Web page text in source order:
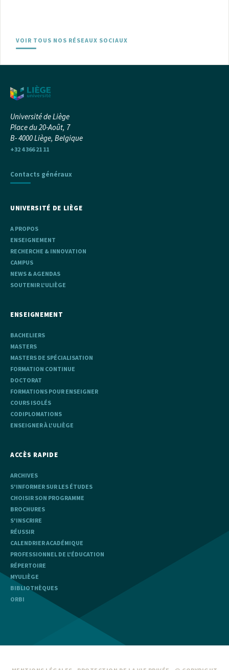
VOIR TOUS NOS RÉSEAUX SOCIAUX
Université de Liège
Place du 20-Août, 7
B- 4000 Liège, Belgique
+32 4 366 21 11
Contacts généraux
UNIVERSITÉ DE LIÈGE
A PROPOS
ENSEIGNEMENT
RECHERCHE & INNOVATION
CAMPUS
NEWS & AGENDAS
SOUTENIR L'ULIÈGE
ENSEIGNEMENT
BACHELIERS
MASTERS
MASTERS DE SPÉCIALISATION
FORMATION CONTINUE
DOCTORAT
FORMATIONS POUR ENSEIGNER
COURS ISOLÉS
CODIPLOMATIONS
ENSEIGNER À L'ULIÈGE
ACCÈS RAPIDE
ARCHIVES
S'INFORMER SUR LES ÉTUDES
CHOISIR SON PROGRAMME
BROCHURES
S'INSCRIRE
RÉUSSIR
CALENDRIER ACADÉMIQUE
PROFESSIONNEL DE L'ÉDUCATION
RÉPERTOIRE
MYULIÈGE
BIBLIOTHÈQUES
ORBI